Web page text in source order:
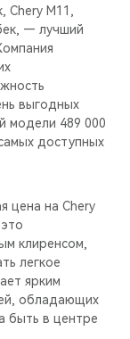
M11,
— лучший
выгодных
модели 489 000
доступных
цена на Chery
клиренсом,
легкое
ярким
обладающих
быть в центре